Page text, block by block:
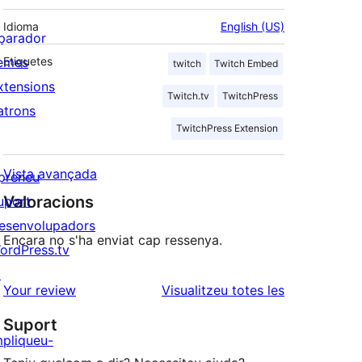
Idioma English (US)
Etiquetes twitch Twitch Embed
Twitch.tv TwitchPress
TwitchPress Extension
Vista avançada
Valoracions
Encara no s'ha enviat cap ressenya.
Your review Visualitzeu totes lesressenyes
Suport